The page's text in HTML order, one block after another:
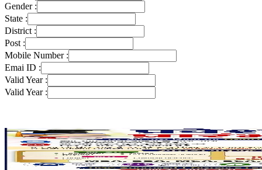
Gender :
State :
District :
Post :
Mobile Number :
Emai ID :
Valid Year :
Valid Year :